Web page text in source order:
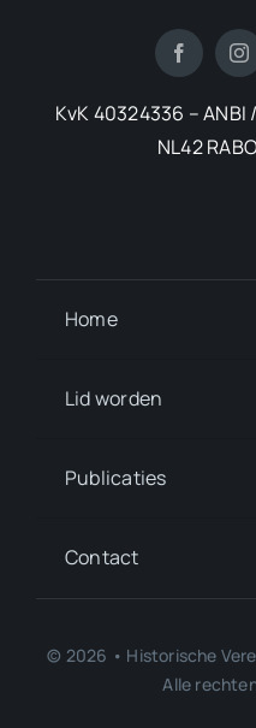
KvK 40324336 – ANBI
NL42
Home
Lid worden
Publicaties
Contact
© 2026 • Historische
Alle